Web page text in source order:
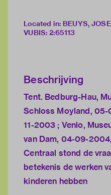
Located in: BEUYS,
VUBIS: 2:65113
Beschrijving
Tent. Bedburg-Hau,
Schloss Moyland,
11-2003 ; Venlo,
van Dam, 04-09-
Centraal stond de
betekenis de werken
kinderen hebben